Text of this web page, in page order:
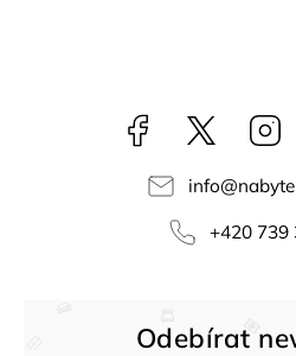
Facebook
info@
+420 739
Odebírat